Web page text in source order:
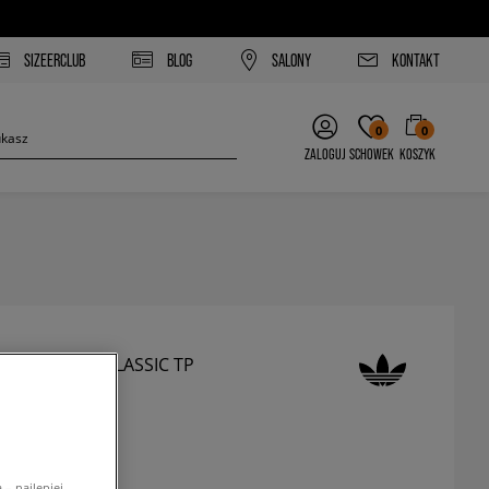
SIZEERCLUB BLOG SALONY KONTAKT
ZALOGUJ
0
SCHOWEK
0
KOSZYK
SPODNIE FB CLASSIC TP